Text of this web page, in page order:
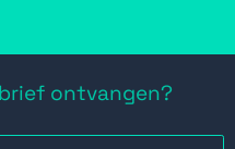
ontvangen?